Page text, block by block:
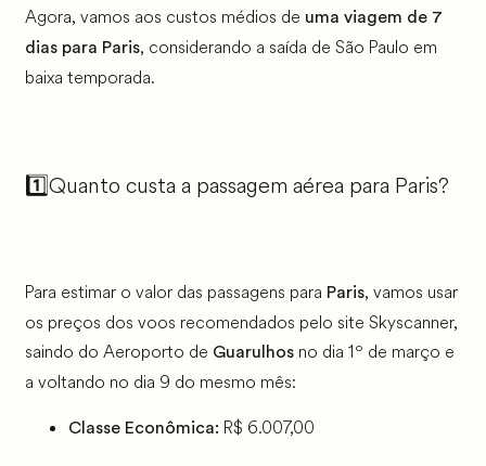
Agora, vamos aos custos médios de uma viagem de 7
dias para Paris, considerando a saída de São Paulo em
baixa temporada.
1️⃣Quanto custa a passagem aérea para Paris?
Para estimar o valor das passagens para Paris, vamos usar
os preços dos voos recomendados pelo site Skyscanner,
saindo do Aeroporto de Guarulhosno dia 1º de março e
a voltando no dia 9 do mesmo mês:
Classe Econômica: R$ 6.007,00